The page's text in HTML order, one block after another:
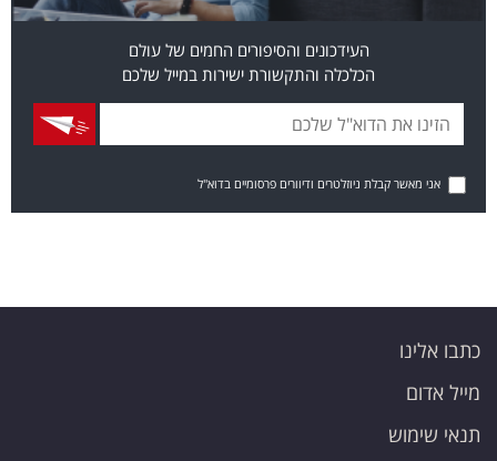
העידכונים והסיפורים החמים של עולם
הכלכלה והתקשורת ישירות במייל שלכם
אני מאשר קבלת ניוזלטרים ודיוורים פרסומיים בדוא"ל
כתבו אלינו
מייל אדום
תנאי שימוש